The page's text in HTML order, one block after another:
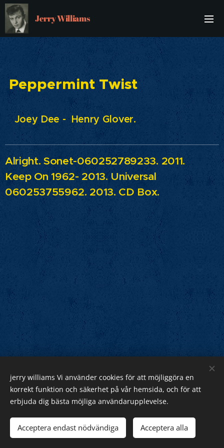
Jerry Williams
Peppermint Twist
Joey Dee - Henry Glover.
Alright.Sonet-060252789233. 2011.
Keep On 1962- 2013. Universal
060253755962. 2013. CD Box.
Jerry Williams
Sveriges Rock Kung.
Webnode Cookies
jerry williams Vi använder cookies för att möjliggöra en
korrekt funktion och säkerhet på vår hemsida, och för att
erbjuda dig bästa möjliga användarupplevelse.
Acceptera endast nödvändiga Acceptera alla